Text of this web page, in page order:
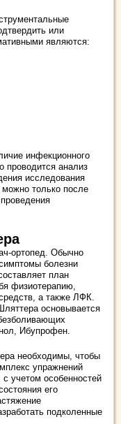
или
являются:
инфекционного
проводится анализ
исследования
только после
ортопед. Обычно
болезни
план
физиотерапию,
а также ЛФК.
основывается
Ибупрофен.
необходимы, чтобы
упражнений
учетом особенностей
его
подколенные